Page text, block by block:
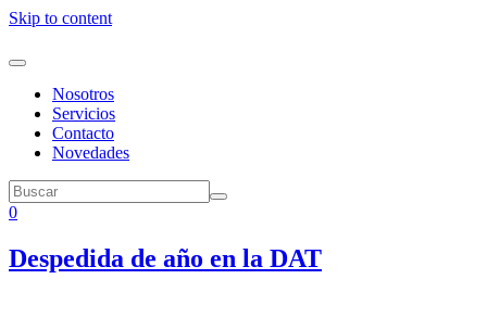
Skip to content
Nosotros
Servicios
Contacto
Novedades
0
Despedida de año en la DAT